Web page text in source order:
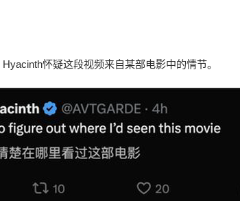
怀疑这段视频来自某部电影中的情节。